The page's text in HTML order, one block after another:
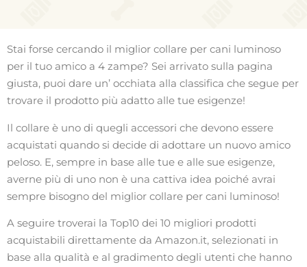
Stai forse cercando il miglior collare per cani luminoso
per il tuo amico a 4 zampe? Sei arrivato sulla pagina
giusta, puoi dare un’ occhiata alla classifica che segue per
trovare il prodotto più adatto alle tue esigenze!
Il collare è uno di quegli accessori che devono essere
acquistati quando si decide di adottare un nuovo amico
peloso. E, sempre in base alle tue e alle sue esigenze,
averne più di uno non è una cattiva idea poiché avrai
sempre bisogno del miglior collare per cani luminoso!
A seguire troverai la Top10 dei 10 migliori prodotti
acquistabili direttamente da Amazon.it, selezionati in
base alla qualità e al gradimento degli utenti che hanno